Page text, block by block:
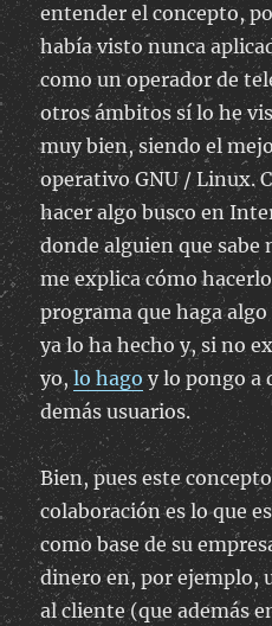
entender el concepto,
había visto nunca
como un operador de
otros ámbitos sí lo he
muy bien, siendo el
operativo GNU / Linux.
hacer algo busco en
donde alguien que sabe
me explica cómo
programa que haga
ya lo ha hecho y, si no
yo,lo hago y lo pongo a
demás usuarios.
Bien, pues este
colaboración es lo que
como base de su
dinero en, por ejemplo,
al cliente (que además